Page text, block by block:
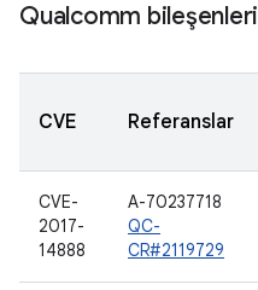
Qualcomm bileşenleri
CVE Referanslar
CVE-
2017-
14888
A-70237718
QC-
CR#2119729